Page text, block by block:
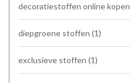
decoratiestoffen online kopen
diepgroene stoffen (1)
exclusieve stoffen (1)